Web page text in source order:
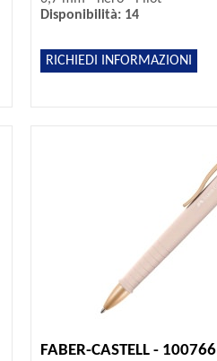
Disponibilità: 14
RICHIEDI INFORMAZIONI
FABER-CASTELL - 100766